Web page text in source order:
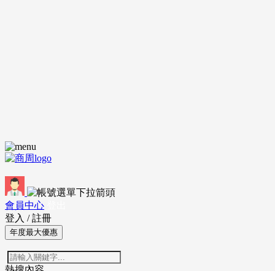
會員中心
登入 / 註冊
年度最大優惠